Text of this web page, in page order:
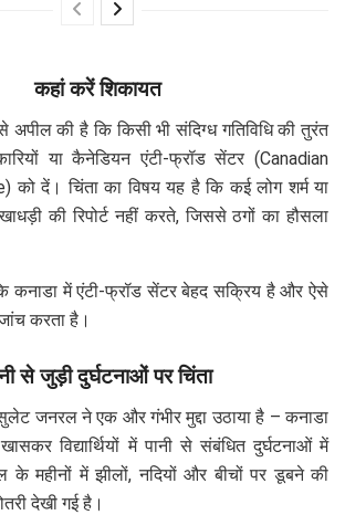
कहां करें शिकायत
अपील की है कि किसी भी संदिग्ध गतिविधि की तुरंत
या कैनेडियन एंटी-फ्रॉड सेंटर (Canadian
को दें। चिंता का विषय यह है कि कई लोग शर्म या
की रिपोर्ट नहीं करते, जिससे ठगों का हौसला
कनाडा में एंटी-फ्रॉड सेंटर बेहद सक्रिय है और ऐसे
करता है।
से जुड़ी दुर्घटनाओं पर चिंता
जनरल ने एक और गंभीर मुद्दा उठाया है – कनाडा
विद्यार्थियों में पानी से संबंधित दुर्घटनाओं में
के महीनों में झीलों, नदियों और बीचों पर डूबने की
देखी गई है।